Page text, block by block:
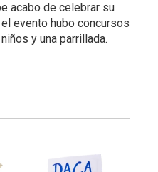
acabo de celebrar su
evento hubo concursos
y una parrillada.